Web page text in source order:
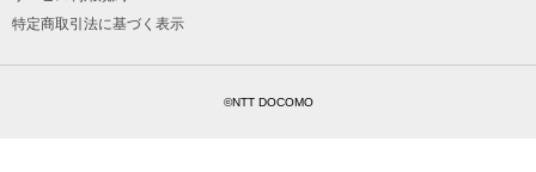
特定商取引法に基づく表示
©NTT DOCOMO